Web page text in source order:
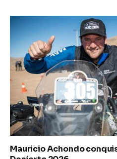
Mauricio Achondo